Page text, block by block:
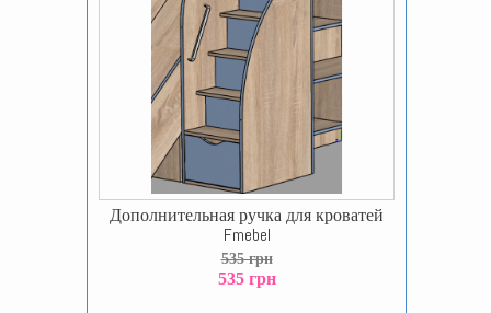
Дополнительная ручка для кроватей
Fmebel
535 грн
535 грн